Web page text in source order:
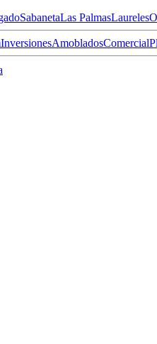
SabanetaLas PalmasLaureles
InversionesAmobladosComercial